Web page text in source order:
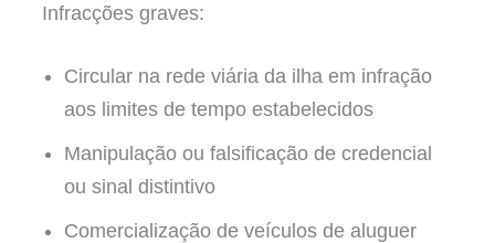
Infracções graves:
Circular na rede viária da ilha em infração
aos limites de tempo estabelecidos
Manipulação ou falsificação de credencial
ou sinal distintivo
Comercialização de veículos de aluguer